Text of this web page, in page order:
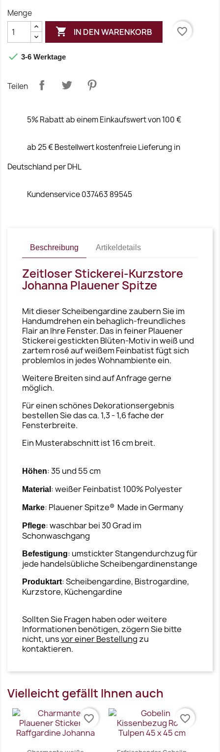
Menge
 IN DEN WARENKORB favorite_border
 3-6 Werktage
Teilen
5% Rabatt ab einem Einkaufswert von 100 €
ab 25 € Bestellwert kostenfreie Lieferung in
Deutschland per DHL
Kundenservice 037463 89545
Beschreibung Artikeldetails
Zeitloser Stickerei-Kurzstore
Johanna Plauener Spitze
Mit dieser Scheibengardine zaubern Sie im
Handumdrehen ein behaglich-freundliches
Flair an Ihre Fenster. Das in feiner Plauener
Stickerei gestickten Blüten-Motiv in weiß und
zartem rosé auf weißem Feinbatist fügt sich
problemlos in jedes Wohnambiente ein.
Weitere Breiten sind auf Anfrage gerne
möglich.
Für einen schönes Dekorationsergebnis
bestellen Sie das ca. 1,3 - 1,6 fache der
Fensterbreite.
Ein Musterabschnitt ist 16 cm breit.
Höhen: 35 und 55 cm
Material : weißer Feinbatist 100% Polyester
Marke: Plauener Spitze® Made in Germany
Pflege: waschbar bei 30 Grad im
Schonwaschgang
Befestigung: umstickter Stangendurchzug für
jede handelsübliche Scheibengardinenstange
Produktart: Scheibengardine, Bistrogardine,
Kurzstore, Küchengardine
Sollten Sie Fragen haben oder weitere
Informationen benötigen, zögern Sie bitte
nicht, unsvor einer Bestellung zu
kontaktieren.
Vielleicht gefällt Ihnen auch
favorite_border favorite_border